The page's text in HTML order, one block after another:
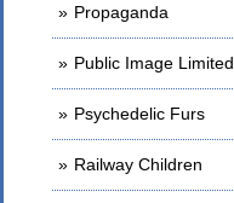
Propaganda
Public Image Limited
Psychedelic Furs
Railway Children